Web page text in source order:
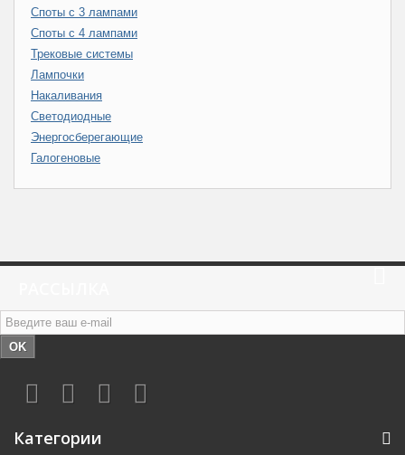
Споты с 3 лампами
Споты с 4 лампами
Трековые системы
Лампочки
Накаливания
Светодиодные
Энергосберегающие
Галогеновые
OK
Категории